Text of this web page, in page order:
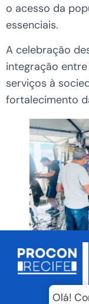
o acesso da
essenciais.
A celebração
integração
serviços à
fortalecimento
Olá!